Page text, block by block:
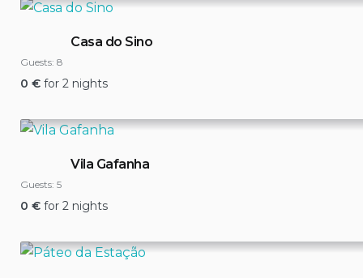
Casa do Sino
Guests: 8
0 € for 2 nights
Vila Gafanha
Guests: 5
0 € for 2 nights